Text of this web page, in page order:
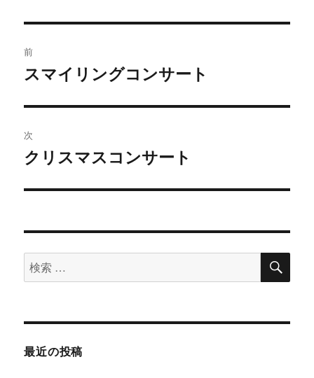
稿
ビ
ゲ
ー
ン
前
過
の
投
稿:
スマイリングコンサート
次
次
投
クリスマスコンサート
検
索
象:
検
最近の投稿